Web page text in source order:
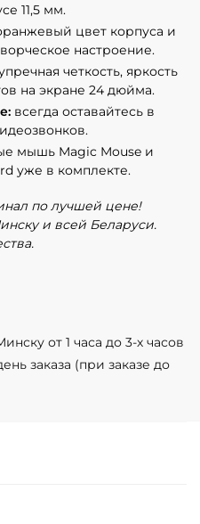
11,5 мм.
цвет корпуса и
настроение.
четкость, яркость
на экране 24 дюйма.
всегда оставайтесь в
мышь Magic Mouse и
уже в комплекте.
по лучшей цене!
и всей Беларуси.
от 1 часа до 3-х часов
заказа (при заказе до